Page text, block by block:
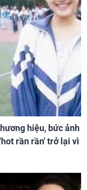
hiệu, bức ảnh
rần rần' trở lại vì